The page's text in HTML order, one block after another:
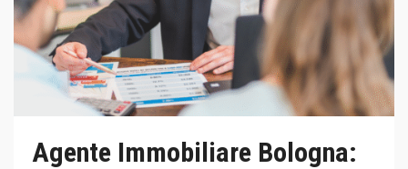
Agente Immobiliare Bologna: